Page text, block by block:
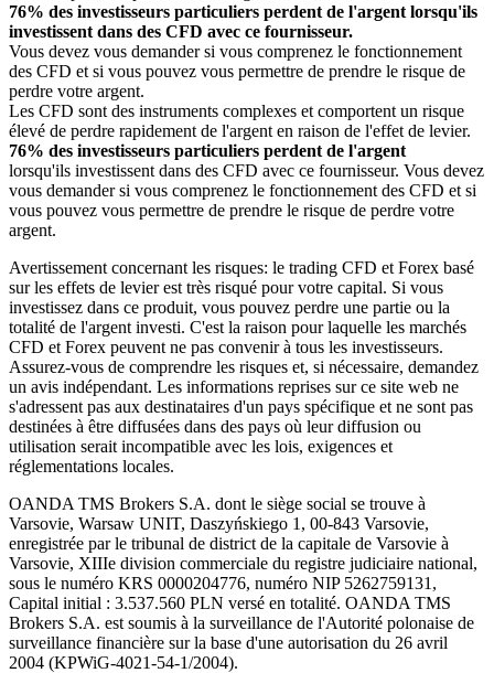
76% des investisseurs particuliers perdent de l'argent lorsqu'ils
investissent dans des CFD avec ce fournisseur.
Vous devez vous demander si vous comprenez le fonctionnement
des CFD et si vous pouvez vous permettre de prendre le risque de
perdre votre argent.
Les CFD sont des instruments complexes et comportent un risque
élevé de perdre rapidement de l'argent en raison de l'effet de levier.
76% des investisseurs particuliers perdent de l'argent
lorsqu'ils investissent dans des CFD avec ce fournisseur. Vous devez
vous demander si vous comprenez le fonctionnement des CFD et si
vous pouvez vous permettre de prendre le risque de perdre votre
argent.
Avertissement concernant les risques: le trading CFD et Forex basé
sur les effets de levier est très risqué pour votre capital. Si vous
investissez dans ce produit, vous pouvez perdre une partie ou la
totalité de l'argent investi. C'est la raison pour laquelle les marchés
CFD et Forex peuvent ne pas convenir à tous les investisseurs.
Assurez-vous de comprendre les risques et, si nécessaire, demandez
un avis indépendant. Les informations reprises sur ce site web ne
s'adressent pas aux destinataires d'un pays spécifique et ne sont pas
destinées à être diffusées dans des pays où leur diffusion ou
utilisation serait incompatible avec les lois, exigences et
réglementations locales.
OANDA TMS Brokers S.A. dont le siège social se trouve à
Varsovie, Warsaw UNIT, Daszyńskiego 1, 00-843 Varsovie,
enregistrée par le tribunal de district de la capitale de Varsovie à
Varsovie, XIIIe division commerciale du registre judiciaire national,
sous le numéro KRS 0000204776, numéro NIP 5262759131,
Capital initial : 3.537.560 PLN versé en totalité. OANDA TMS
Brokers S.A. est soumis à la surveillance de l'Autorité polonaise de
surveillance financière sur la base d'une autorisation du 26 avril
2004 (KPWiG-4021-54-1/2004).